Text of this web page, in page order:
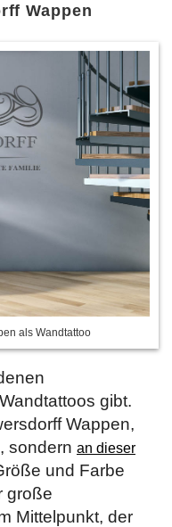
Wappen
als Wandtattoo
gibt.
Wappen,
sondern an dieser
und Farbe
große
Mittelpunkt, der